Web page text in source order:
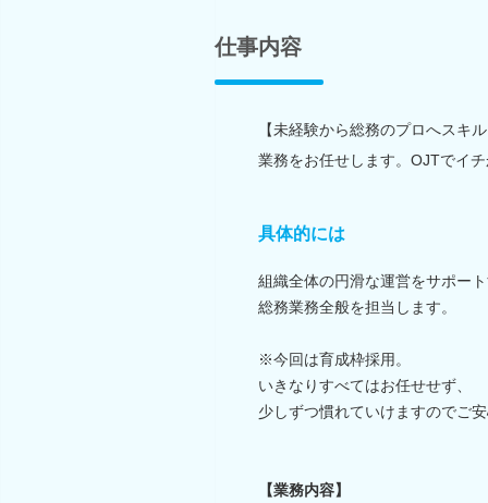
仕事内容
【未経験から総務のプロへスキ
業務をお任せします。OJTでイ
具体的には
組織全体の円滑な運営をサポー
総務業務全般を担当します。
※今回は育成枠採用。
いきなりすべてはお任せせず、
少しずつ慣れていけますのでご
【業務内容】